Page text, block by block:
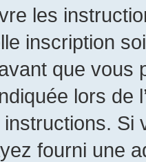
les
inscription
que
lors de
Si
fourni une